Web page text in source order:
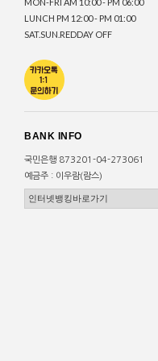
LUNCH PM 12:00 - PM 01:00
SAT.SUN.REDDAY OFF
BANK INFO
국민은행 873201-04-273061
예금주 : 이우람(람스)